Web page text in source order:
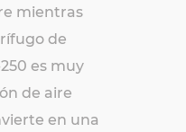
mientras
de
es muy
de aire
en una